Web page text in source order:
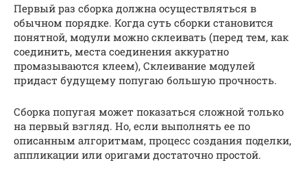
Первый раз сборка должна осуществляться в
обычном порядке. Когда суть сборки становится
понятной, модули можно склеивать (перед тем, как
соединить, места соединения аккуратно
промазываются клеем), Склеивание модулей
придаст будущему попугаю большую прочность.
Сборка попугая может показаться сложной только
на первый взгляд. Но, если выполнять ее по
описанным алгоритмам, процесс создания поделки,
аппликации или оригами достаточно простой.